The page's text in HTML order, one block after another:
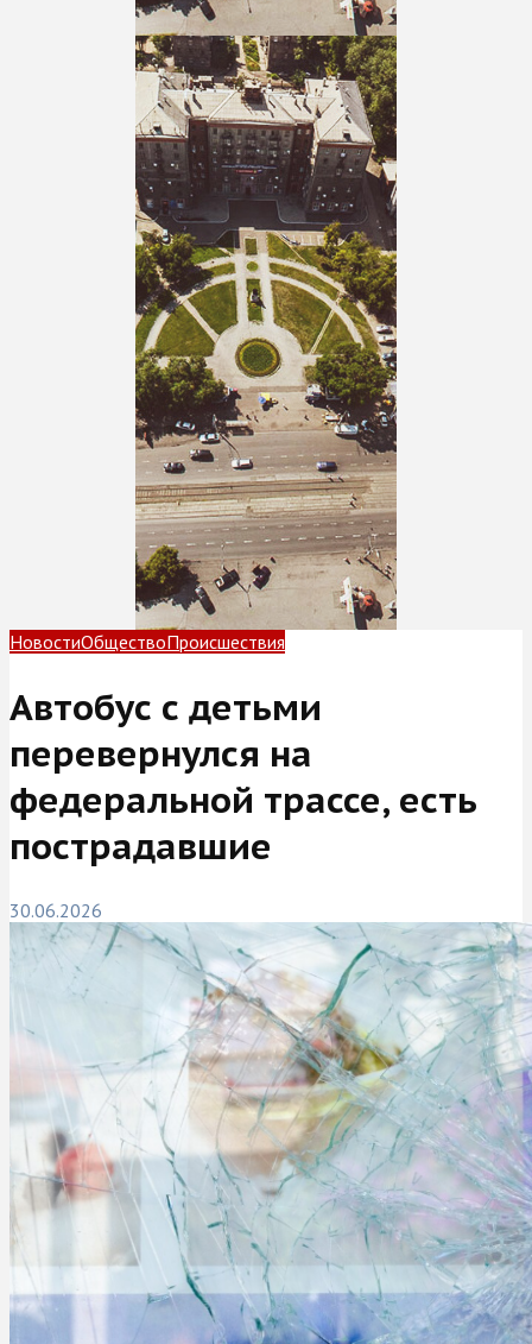
НовостиОбществоПроисшествия
Автобус с детьми
перевернулся на
федеральной трассе, есть
пострадавшие
30.06.2026